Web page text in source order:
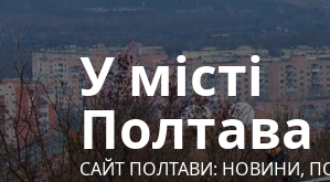
до
вмісту
У місті
Полтава
САЙТ ПОЛТАВИ: НОВИНИ,